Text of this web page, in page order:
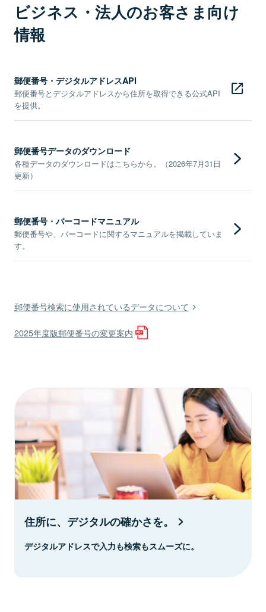
ビジネス・法人のお客さま向け
情報
郵便番号・デジタルアドレスAPI
郵便番号とデジタルアドレスから住所を取得できる公式API
を提供。
郵便番号データのダウンロード
各種データのダウンロードはこちらから。（2026年7月31日
更新）
郵便番号・バーコードマニュアル
郵便番号や、バーコードに関するマニュアルを掲載していま
す。
郵便番号検索に使用されているデータについて
2025年度版郵便番号の変更案内
住所に、デジタルの確かさを。
デジタルアドレスで入力も検索もスムーズに。